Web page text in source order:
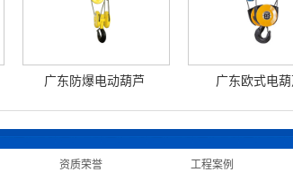
广东防爆电动葫芦 广东欧式电
资质荣誉 工程案例